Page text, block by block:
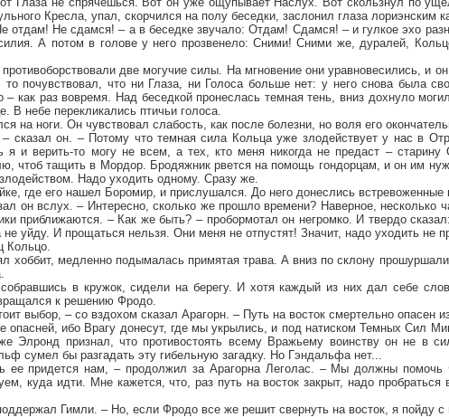
Кресла, упал, скорчился на полу беседки, заслонил глаза лориэнским
отдам! Не сдамся! – а в беседке звучало: Отдам! Сдамся! – и гулкое эхо
А потом в голове у него прозвенело: Сними! Сними же, дуралей,
две могучие силы. На мгновение они уравновесились, и он
почувствовал, что ни Глаза, ни Голоса больше нет: у него снова была
– как раз вовремя. Над беседкой пронеслась темная тень, вниз дохнуло
В небе перекликались птичьи голоса.
на ноги. Он чувствовал слабость, как после болезни, но воля его
сказал он. – Потому что темная сила Кольца уже злодействует у нас в
я и верить-то могу не всем, а тех, кто меня никогда не предаст –
чтоб тащить в Мордор. Бродяжник рвется на помощь гондорцам, и он им
Надо уходить одному. Сразу же.
где его нашел Боромир, и прислушался. До него донеслись встревоженные
он вслух. – Интересно, сколько же прошло времени? Наверное, несколько
приближаются. – Как же быть? – пробормотал он негромко. И твердо
не уйду. И прощаться нельзя. Они меня не отпустят! Значит, надо уходить не
Кольцо.
хоббит, медленно подымалась примятая трава. А вниз по склону
в кружок, сидели на берегу. И хотя каждый из них дал себе
к решению Фродо.
выбор, – со вздохом сказал Арагорн. – Путь на восток смертельно опасен
опасней, ибо Врагу донесут, где мы укрылись, и под натиском Темных Сил
Элронд признал, что противостоять всему Вражьему воинству он не в
сумел бы разгадать эту гибельную загадку. Но Гэндальфа нет...
ее придется нам, – продолжил за Арагорна Леголас. – Мы должны помочь
куда идти. Мне кажется, что, раз путь на восток закрыт, надо пробраться
Гимли. – Но, если Фродо все же решит свернуть на восток, я пойду с